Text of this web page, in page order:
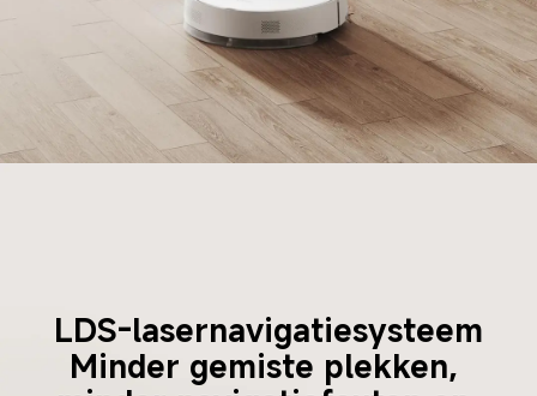
LDS-lasernavigatiesysteem
Minder gemiste plekken,